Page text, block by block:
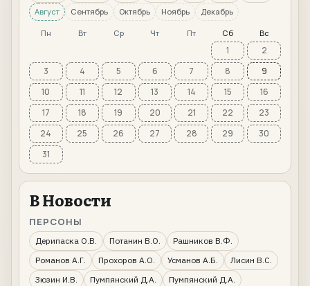
Август
Сентябрь Октябрь Ноябрь Декабрь
Пн Вт Ср Чт Пт Сб Вс
1
2
3
4 5 6 7 8
9
10
11 12 13 14 15
16
17
18 19 20 21 22
23
24
25 26 27 28 29
30
31
В Новости
ПЕРСОНЫ
Дерипаска О.В. Потанин В.О.
Рашников В.Ф.
Романов А.Г.
Прохоров А.О. Усманов А.Б.
Лисин В.С.
Зюзин И.В.
Пумпянский Д.А.
Пумпянский Д.А.